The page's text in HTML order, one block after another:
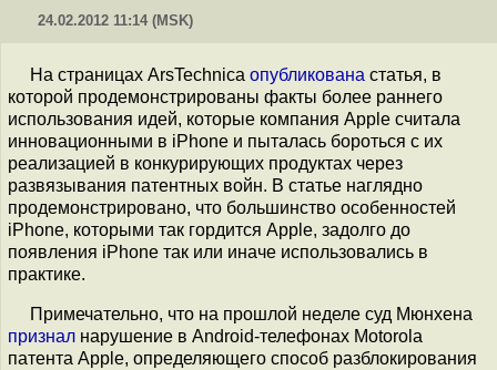
24.02.2012 11:14 (MSK)
На страницах ArsTechnica опубликована статья, в
которой продемонстрированы факты более раннего
использования идей, которые компания Apple считала
инновационными в iPhone и пыталась бороться с их
реализацией в конкурирующих продуктах через
развязывания патентных войн. В статье наглядно
продемонстрировано, что большинство особенностей
iPhone, которыми так гордится Apple, задолго до
появления iPhone так или иначе использовались в
практике.
Примечательно, что на прошлой неделе суд Мюнхена
признал нарушение в Android-телефонах Motorola
патента Apple, определяющего способ разблокирования